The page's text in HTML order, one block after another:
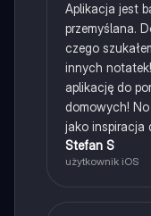
Aplikacja jest
przemyślana.
czego
innych
aplikację do
domowych!
jako inspiracja
Stefan S
użytkownik iOS